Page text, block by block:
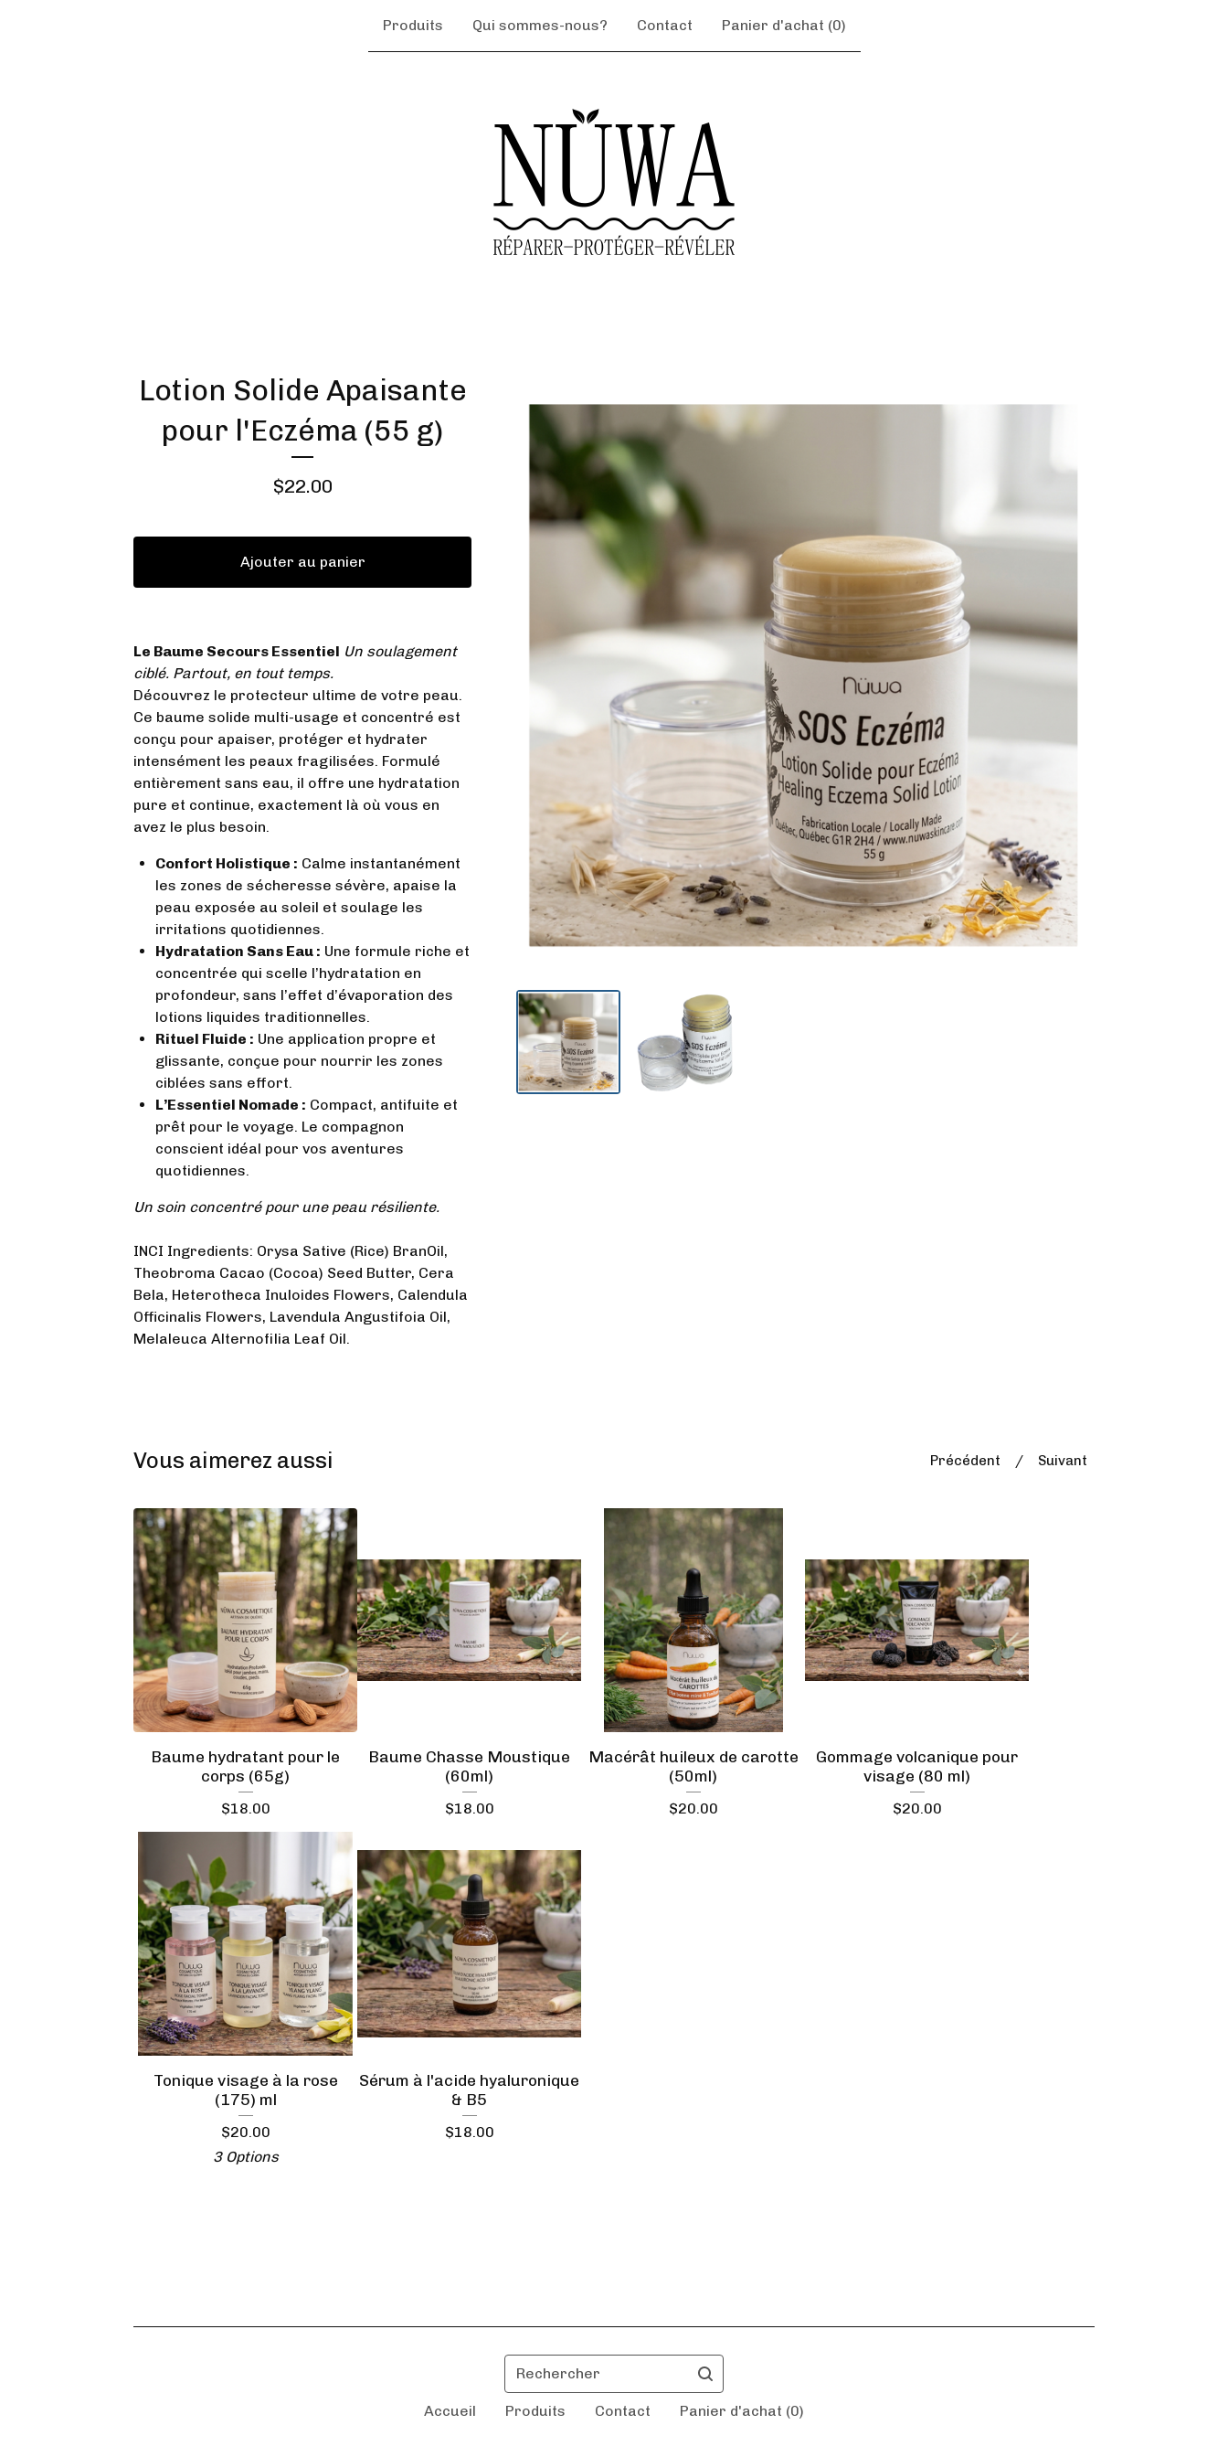
Produits Qui sommes-nous? Contact Panier d'achat (0)
Lotion Solide Apaisante
pour l'Eczéma (55 g)
$22.00
Ajouter au panier
Le Baume Secours Essentiel Un soulagement
ciblé. Partout, en tout temps.
Découvrez le protecteur ultime de votre peau.
Ce baume solide multi-usage et concentré est
conçu pour apaiser, protéger et hydrater
intensément les peaux fragilisées. Formulé
entièrement sans eau, il offre une hydratation
pure et continue, exactement là où vous en
avez le plus besoin.
Confort Holistique : Calme instantanément
les zones de sécheresse sévère, apaise la
peau exposée au soleil et soulage les
irritations quotidiennes.
Hydratation Sans Eau : Une formule riche et
concentrée qui scelle l’hydratation en
profondeur, sans l’effet d’évaporation des
lotions liquides traditionnelles.
Rituel Fluide : Une application propre et
glissante, conçue pour nourrir les zones
ciblées sans effort.
L’Essentiel Nomade : Compact, antifuite et
prêt pour le voyage. Le compagnon
conscient idéal pour vos aventures
quotidiennes.
Un soin concentré pour une peau résiliente.
INCI Ingredients: Orysa Sative (Rice) BranOil,
Theobroma Cacao (Cocoa) Seed Butter, Cera
Bela, Heterotheca Inuloides Flowers, Calendula
Officinalis Flowers, Lavendula Angustifoia Oil,
Melaleuca Alternofilia Leaf Oil.
Vous aimerez aussi Précédent Suivant
Baume hydratant pour le
corps (65g)
$18.00
Baume Chasse Moustique
(60ml)
$18.00
Macérât huileux de carotte
(50ml)
$20.00
Gommage volcanique pour
visage (80 ml)
$20.00
Tonique visage à la rose
(175) ml
$20.00
3 Options
Sérum à l'acide hyaluronique
& B5
$18.00
Rechercher
Accueil Produits Contact Panier d'achat (0)